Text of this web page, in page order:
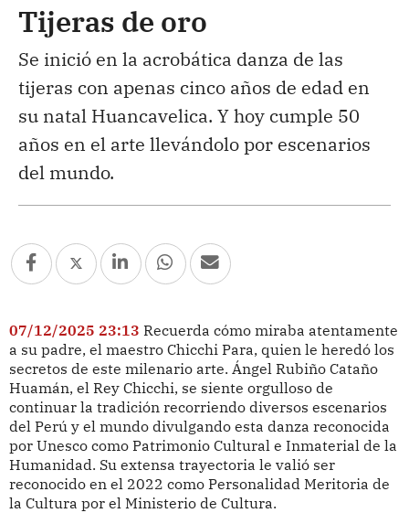
Tijeras de oro
Se inició en la acrobática danza de las
tijeras con apenas cinco años de edad en
su natal Huancavelica. Y hoy cumple 50
años en el arte llevándolo por escenarios
del mundo.
07/12/2025 23:13 Recuerda cómo miraba atentamente
a su padre, el maestro Chicchi Para, quien le heredó los
secretos de este milenario arte. Ángel Rubiño Cataño
Huamán, el Rey Chicchi, se siente orgulloso de
continuar la tradición recorriendo diversos escenarios
del Perú y el mundo divulgando esta danza reconocida
por Unesco como Patrimonio Cultural e Inmaterial de la
Humanidad. Su extensa trayectoria le valió ser
reconocido en el 2022 como Personalidad Meritoria de
la Cultura por el Ministerio de Cultura.